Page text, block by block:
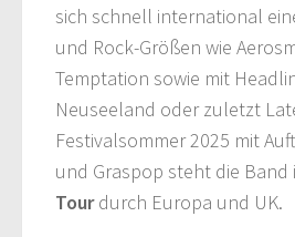
sich schnell international
und Rock-Größen wie
Temptation sowie mit
Neuseeland oder zuletzt
Festivalsommer 2025 mit
und Graspop steht die
Tourdurch Europa und UK.